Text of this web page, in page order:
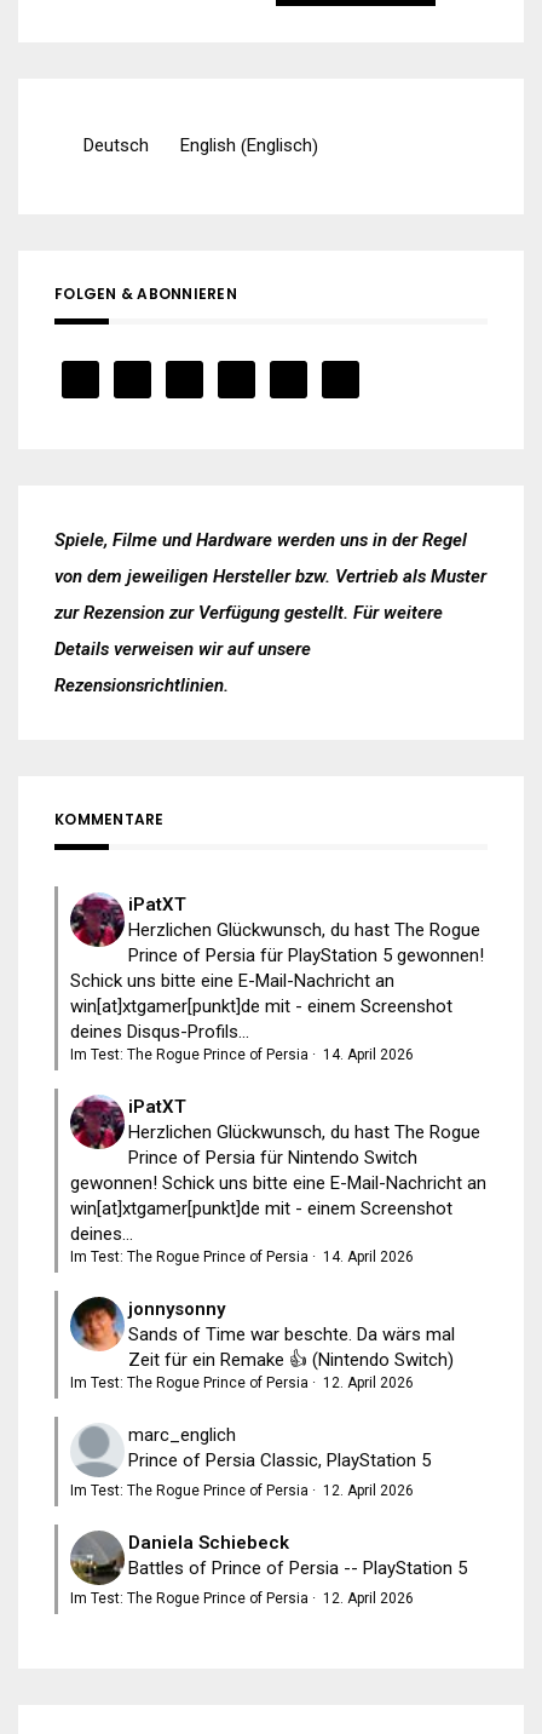
Deutsch English (Englisch)
FOLGEN & ABONNIEREN
Spiele, Filme und Hardware werden uns in der Regel
von dem jeweiligen Hersteller bzw. Vertrieb als Muster
zur Rezension zur Verfügung gestellt. Für weitere
Details verweisen wir auf unsere
Rezensionsrichtlinien.
KOMMENTARE
iPatXT
Herzlichen Glückwunsch, du hast The Rogue
Prince of Persia für PlayStation 5 gewonnen!
Schick uns bitte eine E-Mail-Nachricht an
win[at]xtgamer[punkt]de mit - einem Screenshot
deines Disqus-Profils...
Im Test: The Rogue Prince of Persia · 14. April 2026
iPatXT
Herzlichen Glückwunsch, du hast The Rogue
Prince of Persia für Nintendo Switch
gewonnen! Schick uns bitte eine E-Mail-Nachricht an
win[at]xtgamer[punkt]de mit - einem Screenshot
deines...
Im Test: The Rogue Prince of Persia · 14. April 2026
jonnysonny
Sands of Time war beschte. Da wärs mal
Zeit für ein Remake 👍 (Nintendo Switch)
Im Test: The Rogue Prince of Persia · 12. April 2026
marc_englich
Prince of Persia Classic, PlayStation 5
Im Test: The Rogue Prince of Persia · 12. April 2026
Daniela Schiebeck
Battles of Prince of Persia -- PlayStation 5
Im Test: The Rogue Prince of Persia · 12. April 2026